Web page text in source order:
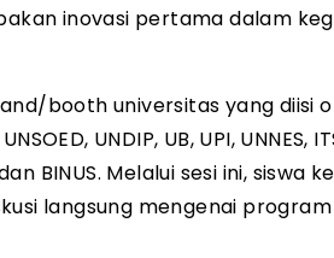
inovasi pertama dalam
booth universitas yang diisi
UNDIP, UB, UPI, UNNES,
BINUS. Melalui sesi ini, siswa
langsung mengenai program